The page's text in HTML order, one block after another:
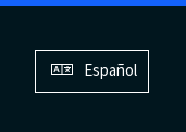
Español